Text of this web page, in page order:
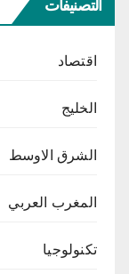
التصنيفات
اقتصاد
الخليج
الشرق الاوسط
المغرب العربي
تكنولوجيا